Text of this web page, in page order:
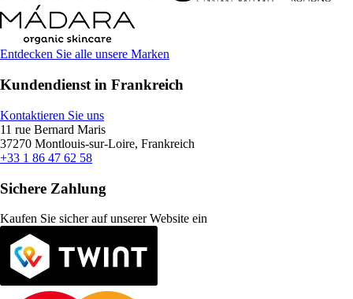
Entdecken Sie alle unsere Marken
Kundendienst in Frankreich
Kontaktieren Sie uns
11 rue Bernard Maris
37270 Montlouis-sur-Loire, Frankreich
+33 1 86 47 62 58
Sichere Zahlung
Kaufen Sie sicher auf unserer Website ein